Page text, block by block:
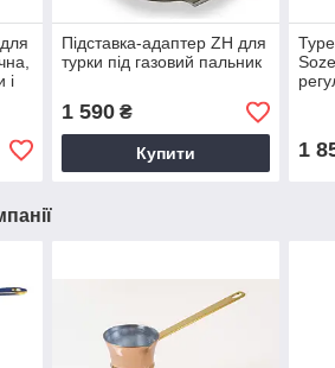
і
Підставка-адаптер ZH для
турки під газовий пальник
1 590₴
Купити 1